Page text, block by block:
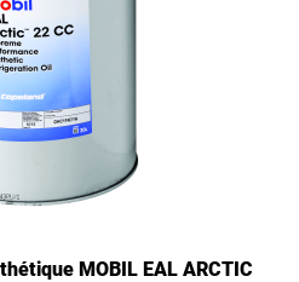
MOBIL EAL ARCTIC